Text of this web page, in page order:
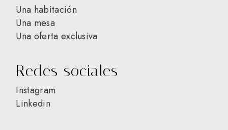
Una habitación
Una mesa
Una oferta exclusiva
Redes sociales
Instagram
Linkedin